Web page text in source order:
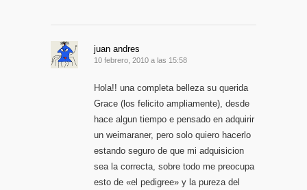
juan andres
10 febrero, 2010 a las 15:58
Hola!! una completa belleza su querida
Grace (los felicito ampliamente), desde
hace algun tiempo e pensado en adquirir
un weimaraner, pero solo quiero hacerlo
estando seguro de que mi adquisicion
sea la correcta, sobre todo me preocupa
esto de «el pedigree» y la pureza del